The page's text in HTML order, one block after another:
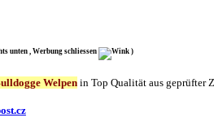
unten , Werbung schliessen )
Welpen in Top Qualität aus geprüfter